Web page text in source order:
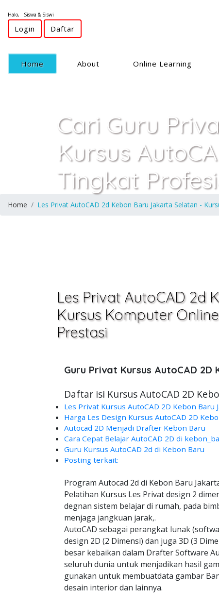
Halo, Siswa & Siswi
Login Daftar
Home(current) About Online Learning
Cari Guru
Kursus
Tingkat
Home Les Privat AutoCAD 2d Kebon Baru Jakarta Selatan -
Les Privat AutoCAD 2d
Kursus Komputer
Prestasi
Guru Privat Kursus AutoCAD
Daftar isi Kursus AutoCAD 2D
Les Privat Kursus AutoCAD 2D Kebon Baru
Harga Les Design Kursus AutoCAD 2D
Autocad 2D Menjadi Drafter Kebon Baru
Cara Cepat Belajar AutoCAD 2D di
Guru Kursus AutoCAD 2d di Kebon Baru
Posting terkait:
Program Autocad 2d di Kebon Baru
Pelatihan Kursus Les Privat design 2
degnan sistem belajar di rumah, pada
menjaga jangkuan jarak,.
AutoCAD sebagai perangkat lunak
design 2D (2 Dimensi) dan juga 3D (3
besar kebaikan dalam Drafter Software
seluruh dunia untuk menjadikan hasil
gunakan untuk membuatdata gambar
desain interior dan lainnya.